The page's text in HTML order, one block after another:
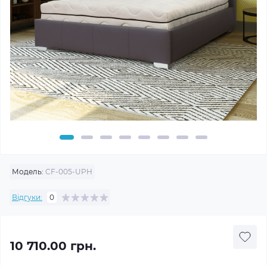
Модель: CF-005-UPH
Відгуки: 0
10 710.00 грн.